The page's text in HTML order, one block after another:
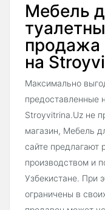
Мебель
продажа
на
Максимально
предоставленные
Stroyvitrina.Uz не
магазин, Мебель
сайте
производством и
Узбекистане. При
ограничены в